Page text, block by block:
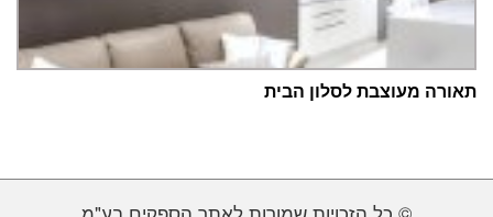
תאורה מעוצבת לסלון הבית